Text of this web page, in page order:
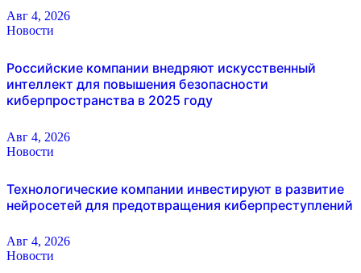
Авг 4, 2026
Новости
Российские компании внедряют искусственный
интеллект для повышения безопасности
киберпространства в 2025 году
Авг 4, 2026
Новости
Технологические компании инвестируют в развитие
нейросетей для предотвращения киберпреступлений
Авг 4, 2026
Новости